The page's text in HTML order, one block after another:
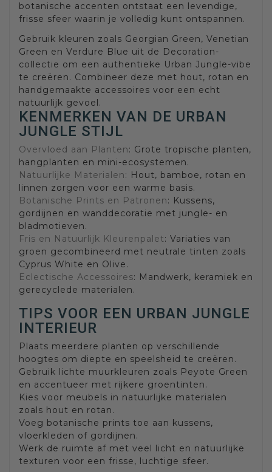
botanische accenten ontstaat een levendige,
frisse sfeer waarin je volledig kunt ontspannen.
Gebruik kleuren zoals Georgian Green, Venetian
Green en Verdure Blue uit de Decoration-
collectie om een authentieke Urban Jungle-vibe
te creëren. Combineer deze met hout, rotan en
handgemaakte accessoires voor een echt
natuurlijk gevoel.
KENMERKEN VAN DE URBAN
JUNGLE STIJL
Overvloed aan Planten: Grote tropische planten,
hangplanten en mini-ecosystemen.
Natuurlijke Materialen: Hout, bamboe, rotan en
linnen zorgen voor een warme basis.
Botanische Prints en Patronen: Kussens,
gordijnen en wanddecoratie met jungle- en
bladmotieven.
Fris en Natuurlijk Kleurenpalet: Variaties van
groen gecombineerd met neutrale tinten zoals
Cyprus White en Olive.
Eclectische Accessoires: Mandwerk, keramiek en
gerecyclede materialen.
TIPS VOOR EEN URBAN JUNGLE
INTERIEUR
Plaats meerdere planten op verschillende
hoogtes om diepte en speelsheid te creëren.
Gebruik lichte muurkleuren zoals Peyote Green
en accentueer met rijkere groentinten.
Kies voor meubels in natuurlijke materialen
zoals hout en rotan.
Voeg botanische prints toe aan kussens,
vloerkleden of gordijnen.
Werk de ruimte af met veel licht en natuurlijke
texturen voor een frisse, luchtige sfeer.